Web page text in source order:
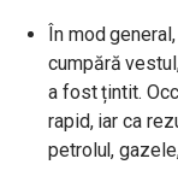
În mod
cumpără
a fost țintit.
rapid, iar ca
petrolul,